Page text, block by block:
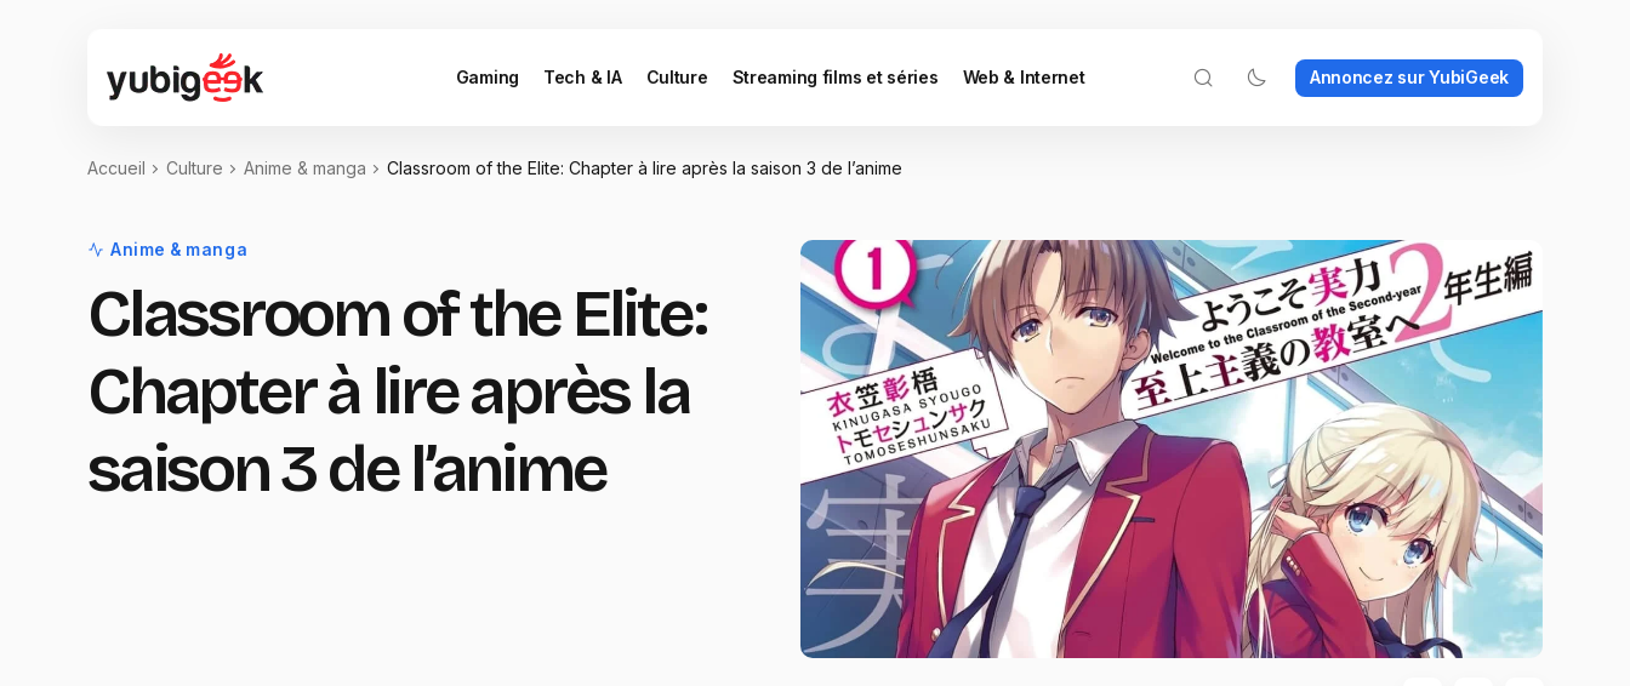
Gaming Tech & IA Culture Streaming films et séries Web & Internet Annoncez sur YubiGeek
Accueil Culture Anime & manga Classroom of the Elite: Chapter à lire après la saison 3 de l’anime
Anime & manga
Classroom of the Elite:
Chapter à lire après la
saison 3 de l’anime